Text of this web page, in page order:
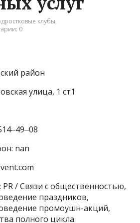
клубы,
0
район
улица, 1 ст1
nan
PR / Связи с общественностью,
праздников,
промоушн-акций,
полного цикла